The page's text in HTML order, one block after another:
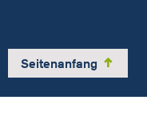
Seitenanfang y